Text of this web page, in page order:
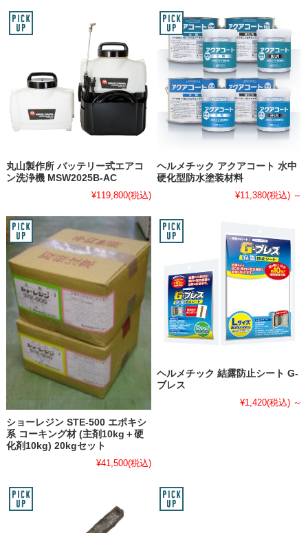
丸山製作所 バッテリー式エアコ
ン洗浄機 MSW2025B-AC
¥119,800(税込)
ヘルメチック アクアコート 水中
硬化型防水塗装材料
¥11,380(税込) ～
ショーレジン STE-500 エポキシ
系 コーキング材 (主剤10kg＋硬
化剤10kg) 20kgセット
¥41,500(税込)
ヘルメチック 結露防止シート G-
ブレス
¥1,420(税込) ～